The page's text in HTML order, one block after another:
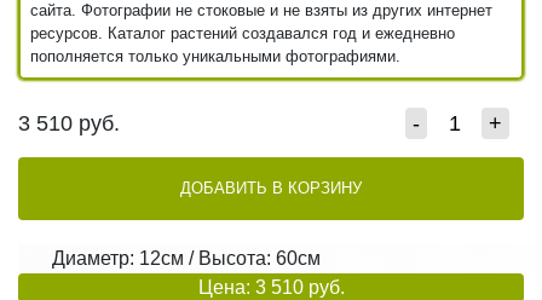
сайта. Фотографии не стоковые и не взяты из других интернет
ресурсов. Каталог растений создавался год и ежедневно
пополняется только уникальными фотографиями.
3 510 руб. - +
ДОБАВИТЬ В КОРЗИНУ
Диаметр: 12см / Высота: 60см
Цена: 3 510 руб.